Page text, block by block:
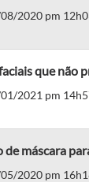
2020 pm
que não
2021 pm
máscara
2020 pm